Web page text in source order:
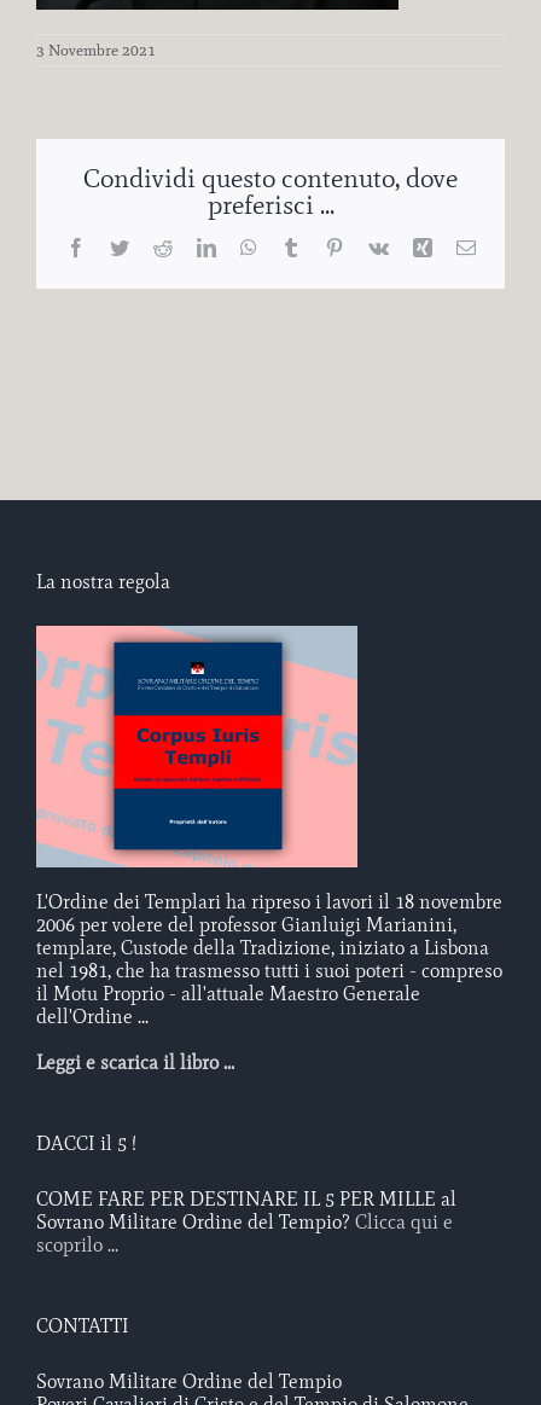
3 Novembre 2021
Condividi questo contenuto, dove
preferisci ...
Facebook
TwitterRedditLinkedInWhatsApp
TumblrPinterest
Vk Xing Email
La nostra regola
L'Ordine dei Templari ha ripreso i lavori il 18 novembre
2006 per volere del professor Gianluigi Marianini,
templare, Custode della Tradizione, iniziato a Lisbona
nel 1981, che ha trasmesso tutti i suoi poteri - compreso
il Motu Proprio - all'attuale Maestro Generale
dell'Ordine ...
Leggi e scarica il libro ...
DACCI il 5 !
COME FARE PER DESTINARE IL 5 PER MILLE al
Sovrano Militare Ordine del Tempio? Clicca qui e
scoprilo ...
CONTATTI
Sovrano Militare Ordine del Tempio